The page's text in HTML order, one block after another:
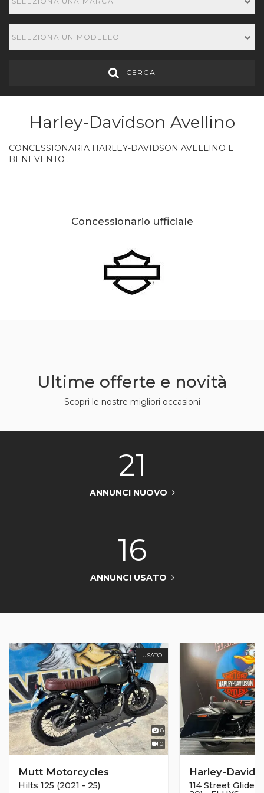
SELEZIONA UN MODELLO
CERCA
Harley-Davidson Avellino
CONCESSIONARIA HARLEY-DAVIDSON AVELLINO E
BENEVENTO .
Concessionario ufficiale
Ultime offerte e novità
Scopri le nostre migliori occasioni
21
ANNUNCI NUOVO
16
ANNUNCI USATO
USATO
8
0
Mutt Motorcycles
Hilts 125 (2021 - 25)
Harley-
114 Street Glide